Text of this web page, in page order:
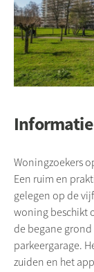
Informatie
Woningzoekers
Een ruim en
gelegen op de
woning beschikt
de begane
parkeergarage.
zuiden en het